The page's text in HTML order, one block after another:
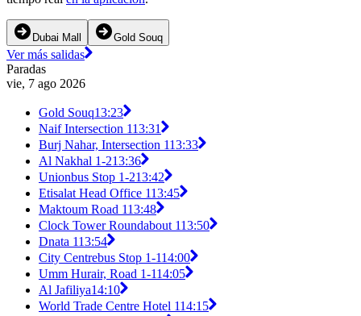
Dubai Mall Gold Souq
Ver más salidas
Paradas
vie, 7 ago 2026
Gold Souq13:23
Naif Intersection 113:31
Burj Nahar, Intersection 113:33
Al Nakhal 1-213:36
Unionbus Stop 1-213:42
Etisalat Head Office 113:45
Maktoum Road 113:48
Clock Tower Roundabout 113:50
Dnata 113:54
City Centrebus Stop 1-114:00
Umm Hurair, Road 1-114:05
Al Jafiliya14:10
World Trade Centre Hotel 114:15